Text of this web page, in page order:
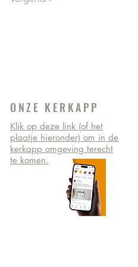
ONZE KERKAPP
Klik op deze link (of het
plaatje hieronder) om in de
kerkapp omgeving terecht
te komen.